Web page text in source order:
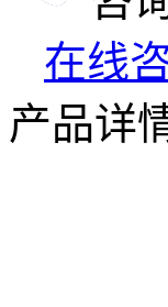
在线
产品详